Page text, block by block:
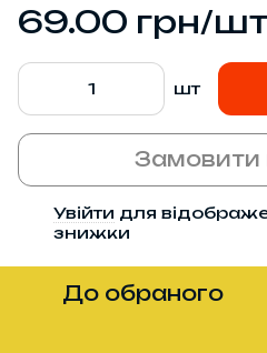
69.00 грн/шт
шт
Увійти для
знижки
До обраного